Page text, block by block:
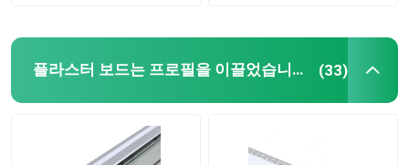
플라스터 보드는 프로필을 이끌었습니다 (33)